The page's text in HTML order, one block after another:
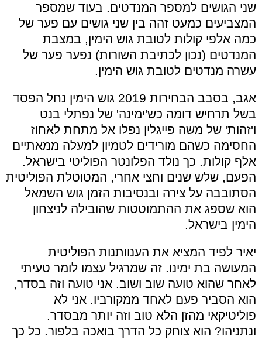
שני הגושים למספר המנדטים. בעוד שמספר
המצביעים כמעט זהה בין שני גושים עם פער של
כמה אלפי קולות לטובת גוש הימין, במצבת
המנדטים (נכון לכתיבת השורות) נפער פער של
עשרה מנדטים לטובת גוש הימין.
אגב, בסבב הבחירות 2019 גוש הימין נחל הפסד
בשל תרחיש דומה כש'ימינה' של נפתלי בנט
ו'זהות' של משה פייגלין נפלו אל מתחת לאחוז
החסימה כשהם מורידים לטמיון למעלה ממאתיים
אלף קולות. כך נולד הפלונטר הפוליטי בישראל.
הפעם, שלש שנים וחצי אחרי, המטוטלת הפוליטית
הסתובבה על צירה ובנסיבות הזמן גוש השמאל
הוא שספג את ההתמוטטות שהובילה לניצחון
הימין בישראל.
יאיר לפיד המציא את הענוותנות הפוליטית
המעושה בת ימינו. זה שמרגיל עצמו לומר טעיתי
לאחר שהוא טועה שוב ושוב. אני טועה וזה בסדר,
הוא הסביר פעם לאחד ממקורביו. אני לא
פוליטיקאי מהזן הלא טוב וזה יותר מבסדר.
ונתניהו? הוא צוחק כל הדרך בואכה בלפור. כל כך